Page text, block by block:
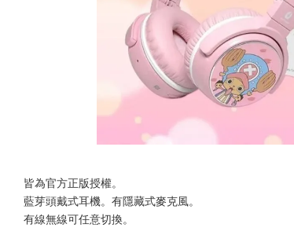
皆為官方正版授權。
藍芽頭戴式耳機。有隱藏式麥克風。
有線無線可任意切換。